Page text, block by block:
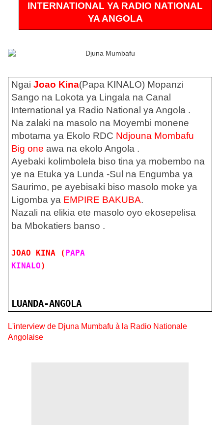
INTERNATIONAL YA RADIO NATIONAL
YA ANGOLA
Ngai Joao Kina(Papa KINALO) Mopanzi
Sango na Lokota ya Lingala na Canal
International ya Radio National ya Angola .
Na zalaki na masolo na Moyembi monene
mbotama ya Ekolo RDC Ndjouna Mombafu
Big one awa na ekolo Angola .
Ayebaki kolimbolela biso tina ya mobembo na
ye na Etuka ya Lunda -Sul na Engumba ya
Saurimo, pe ayebisaki biso masolo moke ya
Ligomba ya EMPIRE BAKUBA.
Nazali na elikia ete masolo oyo ekosepelisa
ba Mbokatiers banso .
JOAO KINA ( PAPA
KINALO)
LUANDA-ANGOLA
L'interview de Djuna Mumbafu à la Radio Nationale
Angolaise